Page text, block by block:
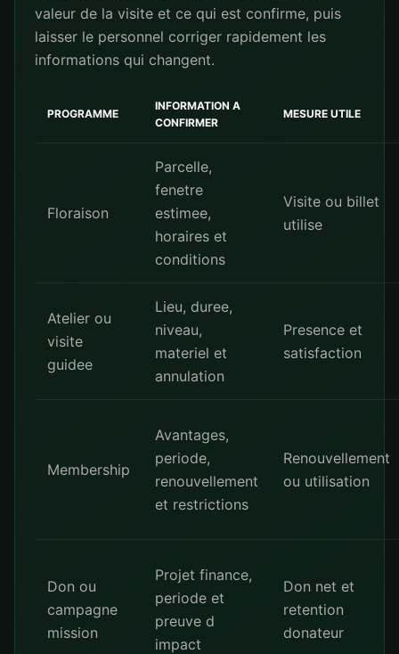
valeur de la visite et ce qui est confirme, puis
laisser le personnel corriger rapidement les
informations qui changent.
PROGRAMME
INFORMATION A
CONFIRMER
MESURE UTILE
Floraison
Parcelle,
fenetre
estimee,
horaires et
conditions
Visite ou billet
utilise
Atelier ou
visite
guidee
Lieu, duree,
niveau,
materiel et
annulation
Presence et
satisfaction
Membership
Avantages,
periode,
renouvellement
et restrictions
Renouvellement
ou utilisation
Don ou
campagne
mission
Projet finance,
periode et
preuve d
impact
Don net et
retention
donateur